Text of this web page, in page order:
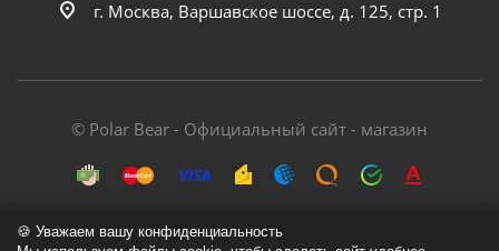
г. Москва, Варшавское шоссе, д. 125, стр. 1
© Polar Bear - Официальный сайт - магазин
🍪 Уважаем вашу конфиденциальность